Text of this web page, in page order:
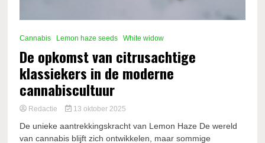
Cannabis Lemon haze seeds White widow
De opkomst van citrusachtige
klassiekers in de moderne
cannabiscultuur
Redactie 13 oktober 2025
De unieke aantrekkingskracht van Lemon Haze De wereld
van cannabis blijft zich ontwikkelen, maar sommige